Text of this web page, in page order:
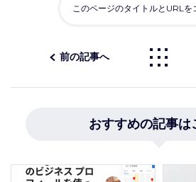
このページのタイトルとURLを
前の記事へ
おすすめの記事は